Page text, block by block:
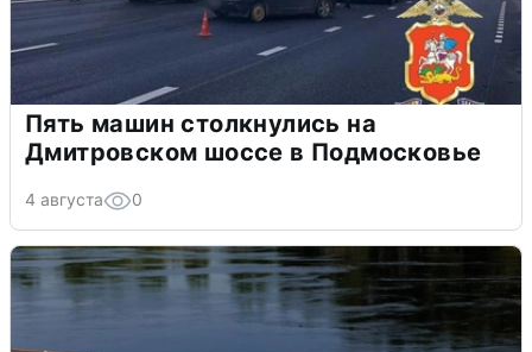
Пять машин столкнулись на
Дмитровском шоссе в Подмосковье
4 августа 0